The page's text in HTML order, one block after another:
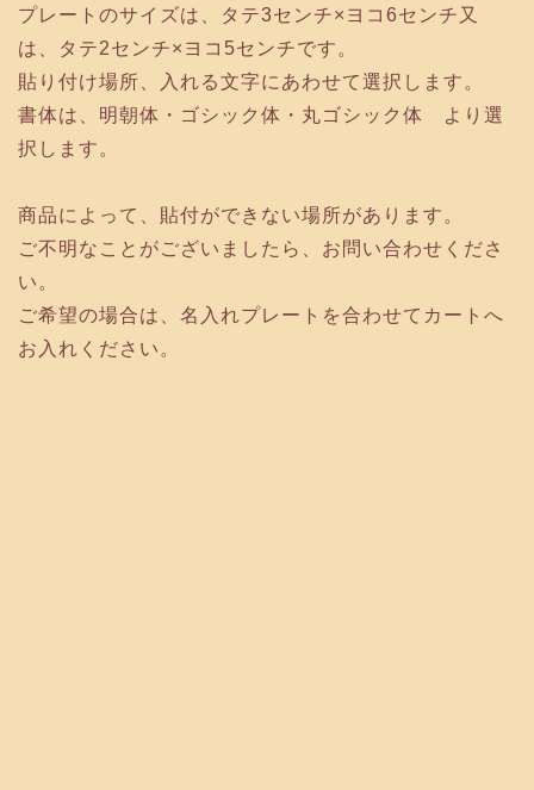
プレートのサイズは、タテ3センチ×ヨコ6センチ又
は、タテ2センチ×ヨコ5センチです。
貼り付け場所、入れる文字にあわせて選択します。
書体は、明朝体・ゴシック体・丸ゴシック体 より選
択します。
商品によって、貼付ができない場所があります。
ご不明なことがございましたら、お問い合わせくださ
い。
ご希望の場合は、名入れプレートを合わせてカートへ
お入れください。